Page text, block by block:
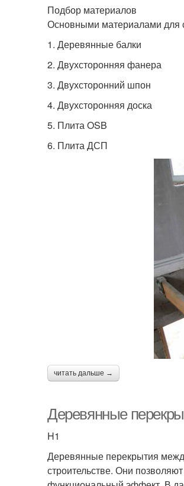
Подбор материалов
Основными материалами для
1. Деревянные балки
2. Двухсторонняя фанера
3. Двухсторонний шпон
4. Двухсторонняя доска
5. Плита OSB
6. Плита ДСП
читать дальше →
Деревянные
H1
Деревянные перекрытия
строительстве. Они